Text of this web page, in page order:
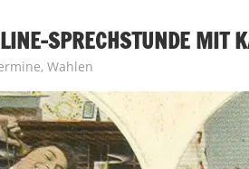
SPRECHSTUNDE MIT
Schmitt
,Wahlen